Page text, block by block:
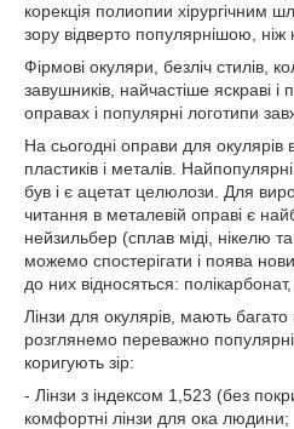
корекція полиопии хірургічним
зору відверто популярнішою, ніж
Фірмові окуляри, безліч стилів,
завушників, найчастіше яскраві і
оправах і популярні логотипи
На сьогодні оправи для окулярів
пластиків і металів.
був і є ацетат целюлози. Для
читання в металевій оправі є
нейзильбер (сплав міді, нікелю
можемо спостерігати і поява
до них відносяться:
Лінзи для окулярів, мають багато
розглянемо переважно популярні
коригують зір:
- Лінзи з індексом 1,523 (без
комфортні лінзи для ока людини;